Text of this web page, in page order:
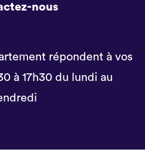
nous
répondent à vos
à 17h30 du lundi au